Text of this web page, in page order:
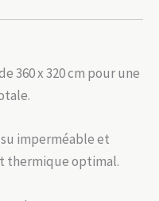
360 x 320 cm pour une
imperméable et
thermique optimal.